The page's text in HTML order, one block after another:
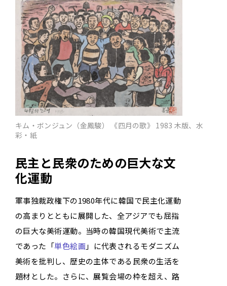
民主と民衆のための巨大な文
化運動
軍事独裁政権下の1980年代に韓国で民主化運動
の高まりとともに展開した、全アジアでも屈指
の巨大な美術運動。当時の韓国現代美術で主流
であった「単色絵画」に代表されるモダニズム
美術を批判し、歴史の主体である民衆の生活を
題材とした。さらに、展覧会場の枠を超え、路
キム・ボンジュン（金鳳駿） 《四月の歌》 1983 木版、水
彩・紙